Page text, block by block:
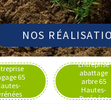
NOS
65
Entreprise
abattage
arbre 65
Hautes-
Pyrénées